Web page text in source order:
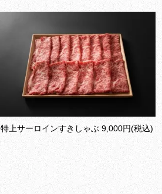
特上サーロインすきしゃぶ9,000円(税込)